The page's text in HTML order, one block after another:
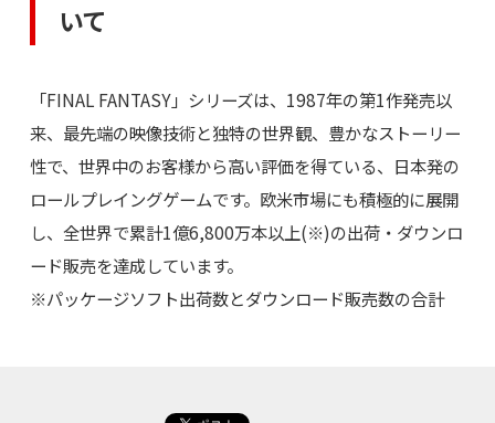
いて
「FINAL FANTASY」シリーズは、1987年の第1作発売以
来、最先端の映像技術と独特の世界観、豊かなストーリー
性で、世界中のお客様から高い評価を得ている、日本発の
ロールプレイングゲームです。欧米市場にも積極的に展開
し、全世界で累計1億6,800万本以上(※)の出荷・ダウンロ
ード販売を達成しています。
※パッケージソフト出荷数とダウンロード販売数の合計